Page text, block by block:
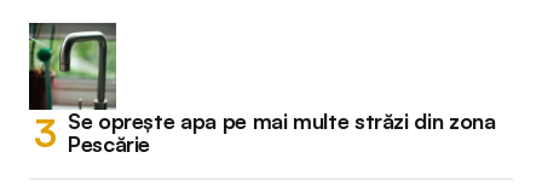
Se oprește apa pe mai multe străzi din zona
Pescărie